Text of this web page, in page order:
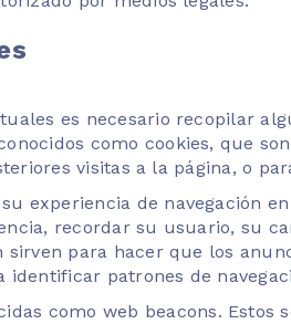
es necesario recopilar
como cookies, que
visitas a la página, o
experiencia de navegación
recordar su usuario, su
para hacer que los
patrones de
como web beacons.